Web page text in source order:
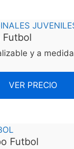
Futbol
y a medida
VER PRECIO
Futbol